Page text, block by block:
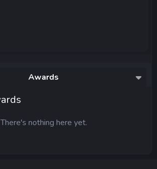
Awards
There's nothing here yet.